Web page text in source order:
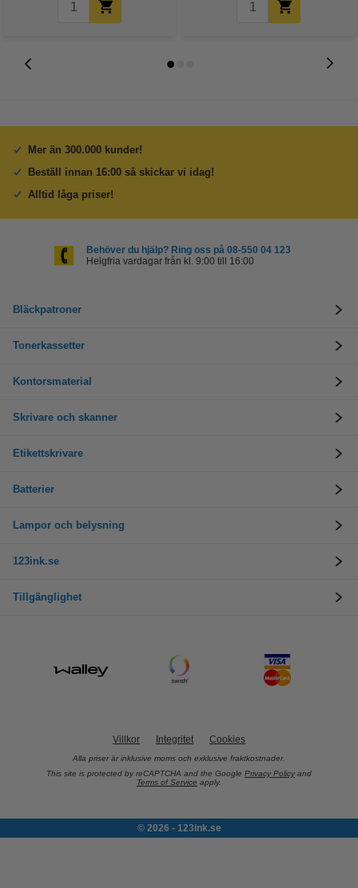
Mer än 300.000 kunder!
Beställ innan 16:00 så skickar vi idag!
Alltid låga priser!
Behöver du hjälp? Ring oss på 08-550 04 123
Helgfria vardagar från kl. 9:00 till 16:00
Bläckpatroner
Tonerkassetter
Kontorsmaterial
Skrivare och skanner
Etikettskrivare
Batterier
Lampor och belysning
123ink.se
Tillgänglighet
Villkor Integritet Cookies
Alla priser är inklusive moms och exklusive fraktkostnader.
This site is protected by reCAPTCHA and the Google Privacy Policy and
Terms of Service apply.
© 2026 - 123ink.se